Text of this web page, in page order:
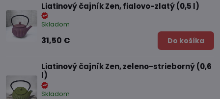
Liatinový čajník Zen, fialovo-zlatý (0,5 l)
Skladom
31,50 € Do košíka
Liatinový čajník Zen, zeleno-strieborný (0,6
l)
Skladom